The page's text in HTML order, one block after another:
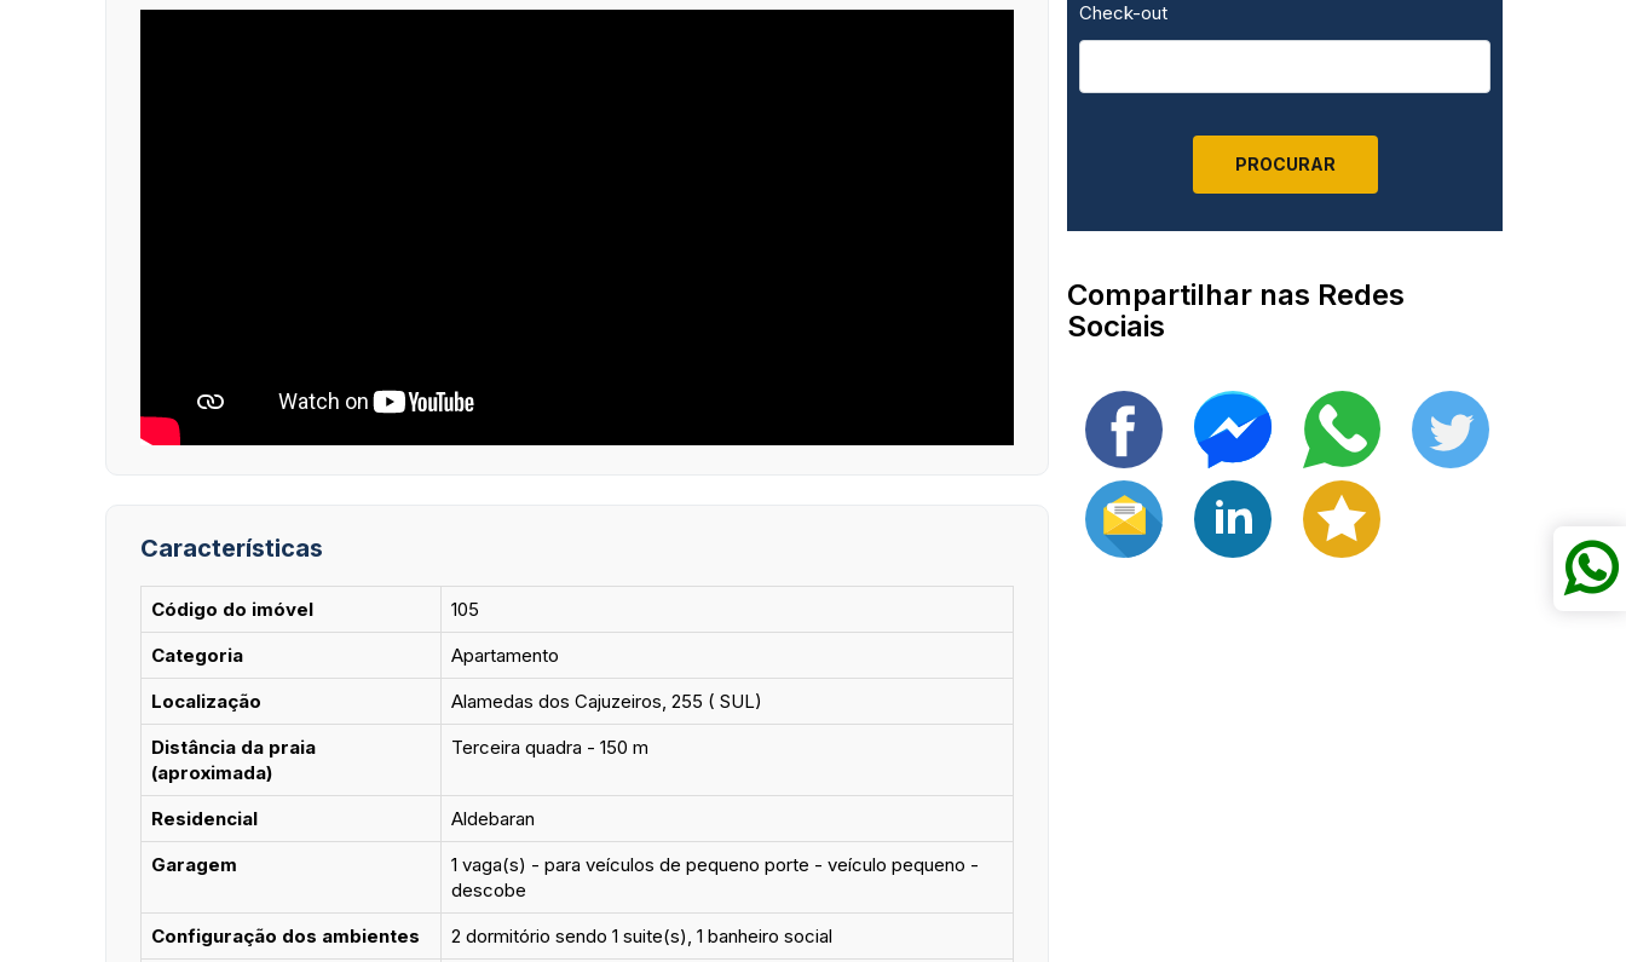
Características
Código do imóvel
105
Categoria
Apartamento
Localização
Alamedas dos Cajuzeiros, 255 ( SUL)
Distância da praia
(aproximada)
Terceira quadra - 150 m
Residencial
Aldebaran
Garagem
1 vaga(s) - para veículos de pequeno porte - veículo pequeno -
descobe
Configuração dos ambientes
2 dormitório sendo 1 suite(s), 1 banheiro social
Check-out
Compartilhar nas Redes
Sociais